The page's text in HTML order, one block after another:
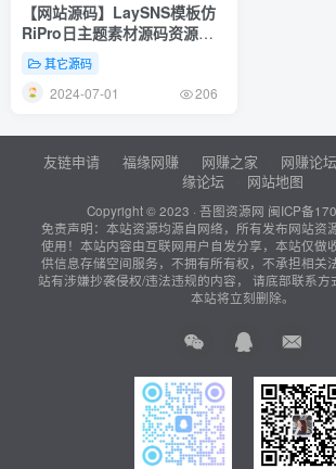
【网站源码】LaySNS模板仿
RiPro日主题素材源码资源下
载响应式CMS模板
其它源码
2024-07-01 206
友链申请 福缘网赚 网赚之家 网赚论坛
缘论坛
网站地图
Copyright © 2023 · 吾图资源网 闽ICP备
免责声明：本站资源均源自网络，所有发布网站资
使用！本站内容由互联网用户自发分享，本站仅做
供信息存储空间服务，不拥有所有权，不承担相关
站有涉嫌抄袭侵权/违法违规的内容， 请底部联系方
本站将立刻删除。